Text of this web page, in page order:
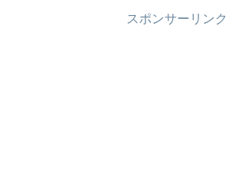
スポンサーリンク